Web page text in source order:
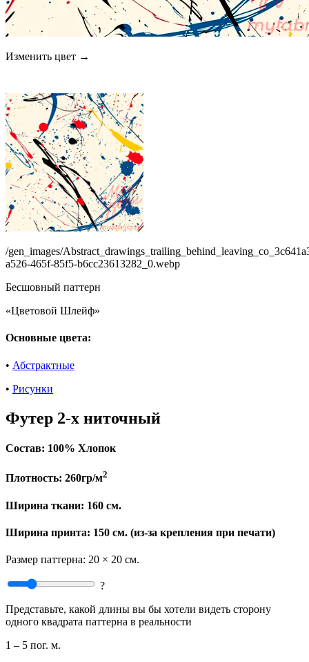
Изменить цвет →
/gen_images/
a526-465f-85f5-b6cc23613282_0.webp
Бесшовный паттерн
«Цветовой Шлейф»
Основные цвета:
• Абстрактные
• Рисунки
Футер 2-х ниточный
Состав: 100% Хлопок
Плотность: 260гр/м2
Ширина ткани: 160 см.
Ширина принта: 150 см. (из-за крепления при печати)
Размер паттерна: 20 × 20 см.
?
Представьте, какой длины вы бы хотели видеть сторону
одного квадрата паттерна в реальности
1 – 5 пог. м.